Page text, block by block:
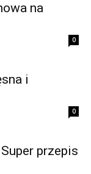
na
0
i
0
przepis